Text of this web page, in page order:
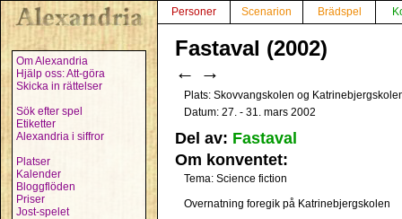
Om Alexandria
Hjälp oss: Att-göra
Skicka in rättelser
Sök efter spel
Etiketter
Alexandria i siffror
Platser
Kalender
Bloggflöden
Priser
Jost-spelet
Personer Scenarion Brädspel
Fastaval (2002)
← →
Plats: Skovvangskolen og
Datum: 27. - 31. mars 2002
Del av: Fastaval
Om konventet:
Tema: Science fiction
Overnatning foregik på Katrinebjergskolen